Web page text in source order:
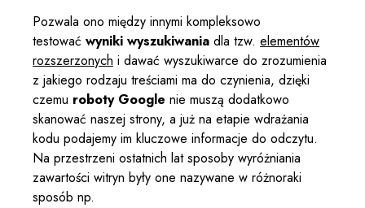
Pozwala ono między innymi kompleksowo
testować wyniki wyszukiwania dla tzw. elementów
rozszerzonych i dawać wyszukiwarce do zrozumienia
z jakiego rodzaju treściami ma do czynienia, dzięki
czemu roboty Google nie muszą dodatkowo
skanować naszej strony, a już na etapie wdrażania
kodu podajemy im kluczowe informacje do odczytu.
Na przestrzeni ostatnich lat sposoby wyróżniania
zawartości witryn były one nazywane w różnoraki
sposób np.